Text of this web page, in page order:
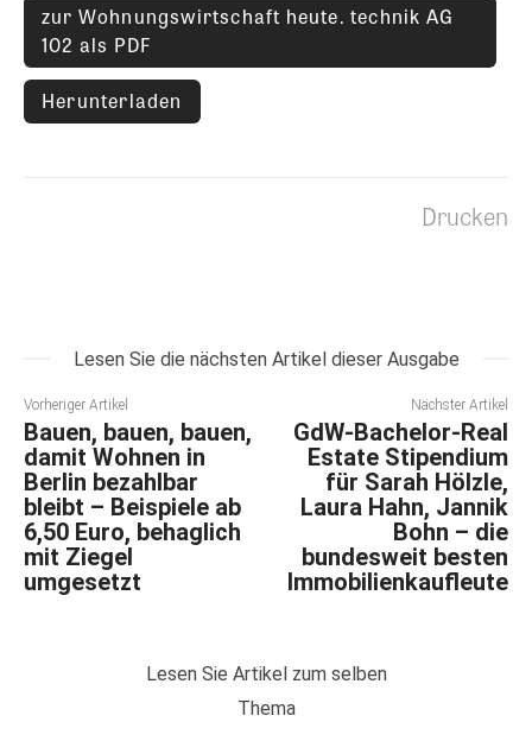
zur Wohnungswirtschaft heute. technik AG
102 als PDF
Herunterladen
Drucken
Lesen Sie die nächsten Artikel dieser Ausgabe
Vorheriger Artikel
Bauen, bauen, bauen,
damit Wohnen in
Berlin bezahlbar
bleibt – Beispiele ab
6,50 Euro, behaglich
mit Ziegel
umgesetzt
Nächster Artikel
GdW-Bachelor-Real
Estate Stipendium
für Sarah Hölzle,
Laura Hahn, Jannik
Bohn – die
bundesweit besten
Immobilienkaufleute
Lesen Sie Artikel zum selben
Thema